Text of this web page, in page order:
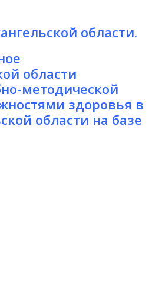
области.
области
методической
здоровья в
области на базе